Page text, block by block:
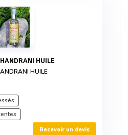
HUILE
HUILE
Recevoir un devis